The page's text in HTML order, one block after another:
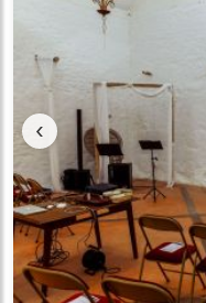
‹